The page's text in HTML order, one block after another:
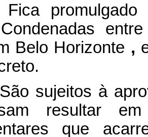
Belo Horizonte ,
sujeitos à
resultar
que